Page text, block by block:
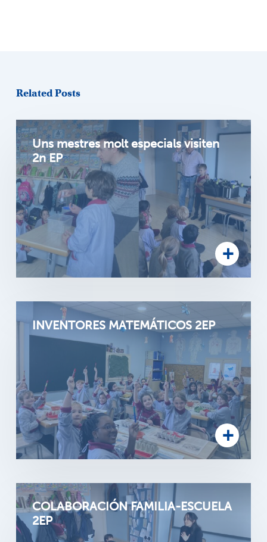
Related Posts
Uns mestres molt especials visiten
2n EP
INVENTORES MATEMÁTICOS 2EP
COLABORACIÓN FAMILIA-ESCUELA
2EP